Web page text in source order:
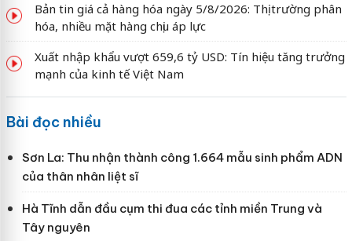
Bản tin giá cả hàng hóa ngày 5/8/2026: Thị trường phân
hóa, nhiều mặt hàng chịu áp lực
Xuất nhập khẩu vượt 659,6 tỷ USD: Tín hiệu tăng trưởng
mạnh của kinh tế Việt Nam
Bài đọc nhiều
Sơn La: Thu nhận thành công 1.664 mẫu sinh phẩm ADN
của thân nhân liệt sĩ
Hà Tĩnh dẫn đầu cụm thi đua các tỉnh miền Trung và
Tây nguyên